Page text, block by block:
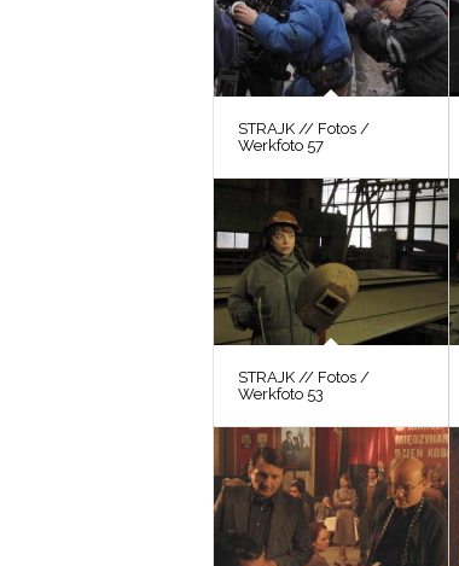
STRAJK // Fotos /
Werkfoto 57
STRAJK // Fotos /
Werkfoto 53